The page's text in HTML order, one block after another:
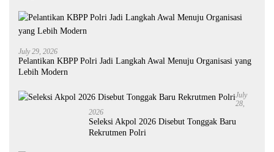
July 29, 2026
Pelantikan KBPP Polri Jadi Langkah Awal Menuju Organisasi yang
Lebih Modern
July
28,
2026
Seleksi Akpol 2026 Disebut Tonggak Baru
Rekrutmen Polri